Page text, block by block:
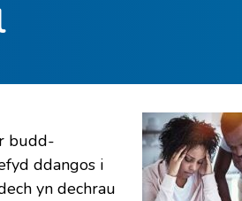
budd-
ddangos i
yn dechrau